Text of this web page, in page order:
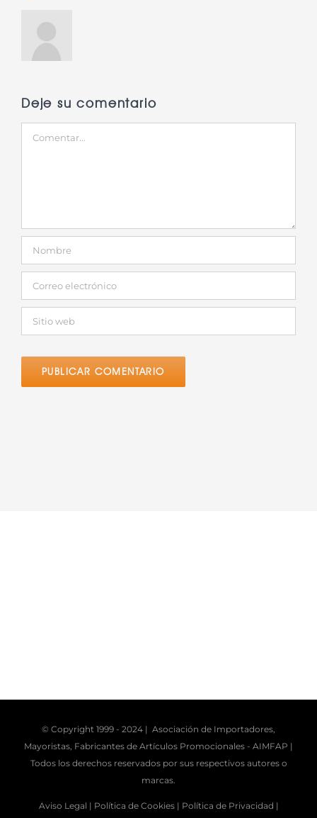
Deje su comentario
Comentar
© Copyright 1999 - 2024 | Asociación de Importadores,
Mayoristas, Fabricantes de Artículos Promocionales - AIMFAP |
Todos los derechos reservados por sus respectivos autores o
marcas.
Aviso Legal | Política de Cookies | Política de Privacidad |